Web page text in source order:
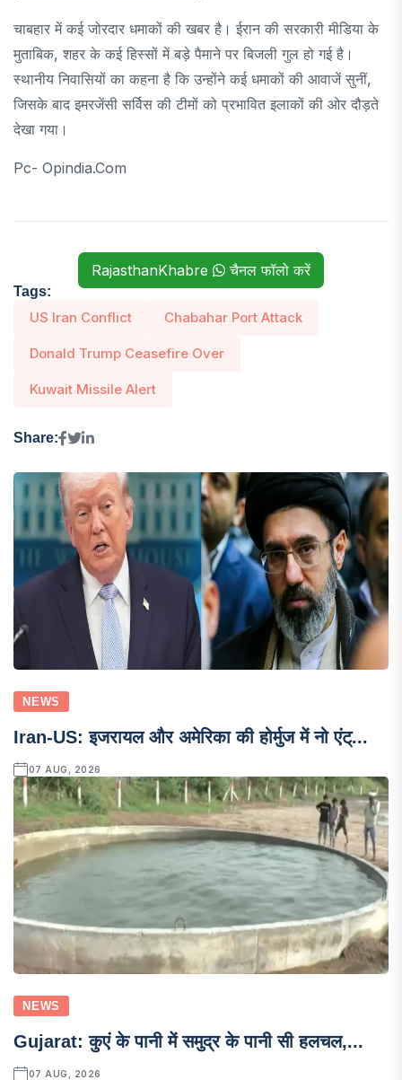
चाबहार में कई जोरदार धमाकों की खबर है। ईरान की सरकारी मीडिया के
मुताबिक, शहर के कई हिस्सों में बड़े पैमाने पर बिजली गुल हो गई है।
स्थानीय निवासियों का कहना है कि उन्होंने कई धमाकों की आवाजें सुनीं,
जिसके बाद इमरजेंसी सर्विस की टीमों को प्रभावित इलाकों की ओर दौड़ते
देखा गया।
Pc- Opindia.com
RajasthanKhabre चैनल फॉलो करें
Tags:
US Iran Conflict Chabahar Port Attack
Donald Trump Ceasefire Over
Kuwait Missile Alert
Share:
NEWS
Iran-US: इजरायल और अमेरिका की होर्मुज में नो एंट्...
07 AUG, 2026
NEWS
Gujarat: कुएं के पानी में समुद्र के पानी सी हलचल,...
07 AUG, 2026